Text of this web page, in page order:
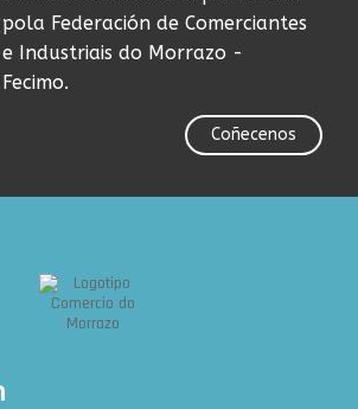
pola Federación de Comerciantes
e Industriais do Morrazo -
Fecimo.
Coñecenos